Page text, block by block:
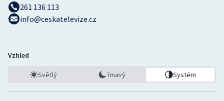
261 136 113
info@ceskatelevize.cz
Vzhled
Světlý Tmavý Systém